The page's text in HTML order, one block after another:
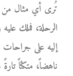
تُرى أي مثال من
الرحلة، فملك
إليه على جراحات
ناهضاً، متكئاً